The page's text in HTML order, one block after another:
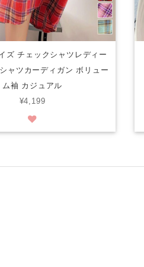
ズ チェックシャツレディー
ャツカーディガン ボリュー
ム袖 カジュアル
¥4,199